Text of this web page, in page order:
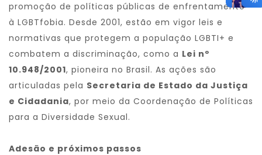
promoção de políticas públicas de enfrentamento
à LGBTfobia. Desde 2001, estão em vigor leis e
normativas que protegem a população LGBTI+ e
combatem a discriminação, como a Lei nº
10.948/2001, pioneira no Brasil. As ações são
articuladas pela Secretaria de Estado da Justiça
e Cidadania, por meio da Coordenação de Políticas
para a Diversidade Sexual.
Adesão e próximos passos